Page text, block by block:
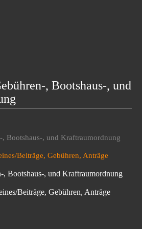
, Bootshaus-, und
, Bootshaus-, und Kraftraumordnung
Beiträge, Gebühren, Anträge
, Bootshaus-, und Kraftraumordnung
Beiträge, Gebühren, Anträge